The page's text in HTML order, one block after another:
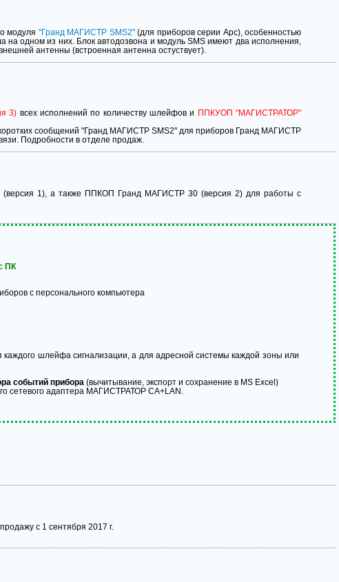
модуля "Гранд МАГИСТР SMS2"(для приборов серии Арс), особенностью
на одном из них. Блок автодозвона и модуль SMS имеют два исполнения,
антенны (встроенная антенна остуствует).
3) всех исполнений по количеству шлейфов и ППКУОП "МАГИСТРАТОР"
сообщений "Гранд МАГИСТР SMS2" для приборов Гранд МАГИСТР
Подробности в отделе продаж.
1), а также ППКОП Гранд МАГИСТР 30 (версия 2) для работы с
ПК
с персонального компьютера
шлейфа сигнализации, а для адресной системы каждой зоны или
событий прибора (вычитывание, экспорт и сохранение в MS Excel)
сетевого адаптера МАГИСТРАТОР СА+LAN.
с 1 сентября 2017 г.